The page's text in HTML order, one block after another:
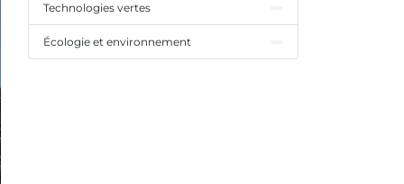
Technologies vertes
Écologie et environnement